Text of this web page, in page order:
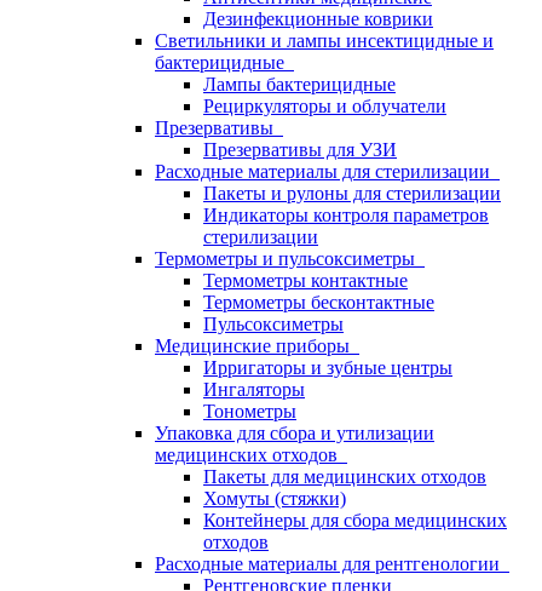
Дезинфекционные коврики
Светильники и лампы инсектицидные и
бактерицидные
Лампы бактерицидные
Рециркуляторы и облучатели
Презервативы
Презервативы для УЗИ
Расходные материалы для стерилизации
Пакеты и рулоны для стерилизации
Индикаторы контроля параметров
стерилизации
Термометры и пульсоксиметры
Термометры контактные
Термометры бесконтактные
Пульсоксиметры
Медицинские приборы
Ирригаторы и зубные центры
Ингаляторы
Тонометры
Упаковка для сбора и утилизации
медицинских отходов
Пакеты для медицинских отходов
Хомуты (стяжки)
Контейнеры для сбора медицинских
отходов
Расходные материалы для рентгенологии
Рентгеновские пленки